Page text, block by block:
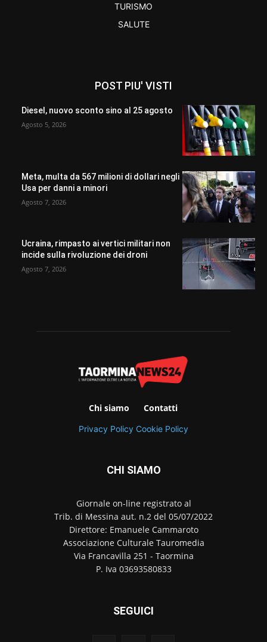
TURISMO
SALUTE
POST PIU' VISTI
Diesel, nuovo sconto sino al 25 agosto
Agosto 5, 2026
Meta, multa da 567 milioni di dollari negli
Usa per danni a minori
Agosto 7, 2026
Ucraina, rimpasto ai vertici militari non
incide sulla rivoluzione dei droni
Agosto 7, 2026
Chi siamo Contatti
Privacy Policy Cookie Policy
CHI SIAMO
Giornale on-line registrato al
Trib. di Messina aut. n.2 del 05/07/2022
Direttore: Emanuele Cammaroto
Associazione Culturale Tauromedia
Via Francavilla 251 - Taormina
P. Iva 03693580833
SEGUICI